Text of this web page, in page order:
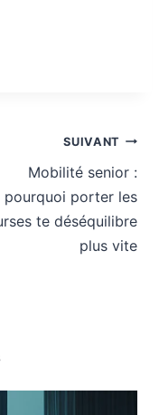
SUIVANT
Mobilité senior :
pourquoi porter les
te déséquilibre
plus vite